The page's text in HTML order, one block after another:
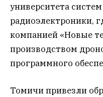
университета
радиоэлектроники,
компанией «Новые
производством
программного
Томичи привезли